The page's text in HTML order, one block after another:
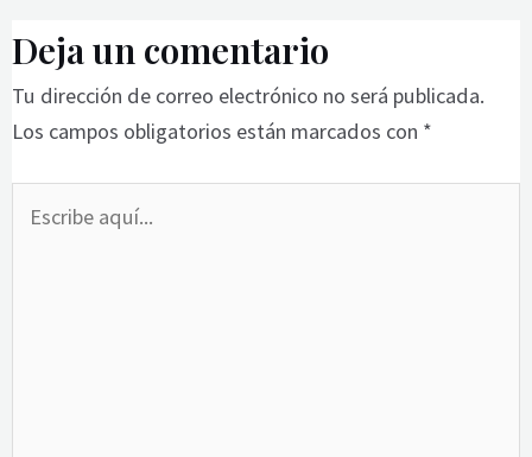
Deja un comentario
Tu dirección de correo electrónico no será publicada.
Los campos obligatorios están marcados con *